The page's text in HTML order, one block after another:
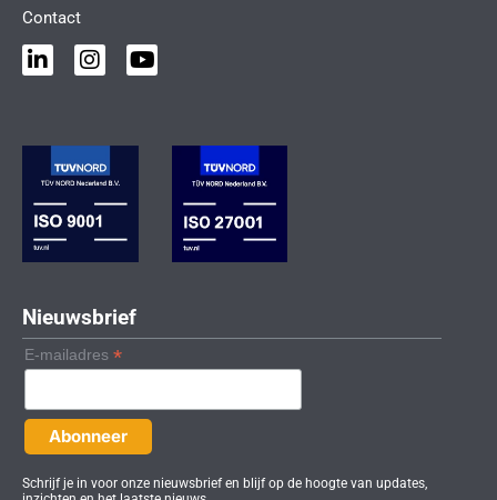
Contact
L
i
n
d
n
-
i
n
I
n
s
g
r
a
m
Y
o
u
Nieuwsbrief
E-mailadres *
Schrijf je in voor onze nieuwsbrief en blijf op de hoogte van updates,